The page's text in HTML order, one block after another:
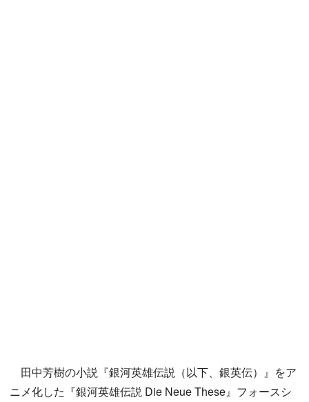
田中芳樹の小説『銀河英雄伝説（以下、銀英伝）』をア
ニメ化した『銀河英雄伝説 Die Neue These』フォースシ